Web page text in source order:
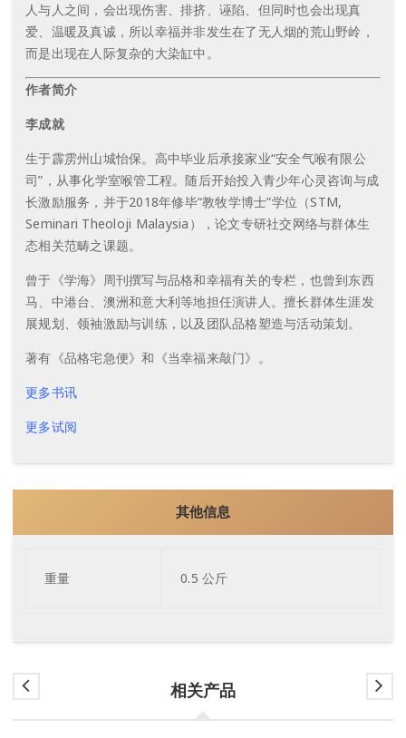
人与人之间，会出现伤害、排挤、诬陷、但同时也会出现真
爱、温暖及真诚，所以幸福并非发生在了无人烟的荒山野岭，
而是出现在人际复杂的大染缸中。
作者简介
李成就
生于霹雳州山城怡保。高中毕业后承接家业“安全气喉有限公
司”，从事化学室喉管工程。随后开始投入青少年心灵咨询与成
长激励服务，并于2018年修毕“教牧学博士”学位（STM,
Seminari Theoloji Malaysia），论文专研社交网络与群体生
态相关范畴之课题。
曾于《学海》周刊撰写与品格和幸福有关的专栏，也曾到东西
马、中港台、澳洲和意大利等地担任演讲人。擅长群体生涯发
展规划、领袖激励与训练，以及团队品格塑造与活动策划。
著有《品格宅急便》和《当幸福来敲门》。
更多书讯
更多试阅
其他信息
重量 0.5 公斤
相关产品